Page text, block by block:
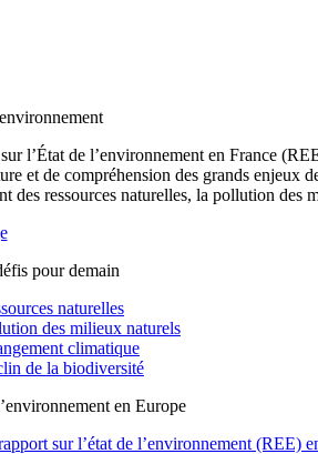
l’État de l’environnement en France
et de compréhension des grands enjeux
des ressources naturelles, la pollution
pour demain
naturelles
des milieux naturels
climatique
de la biodiversité
en Europe
sur l’état de l’environnement (REE)